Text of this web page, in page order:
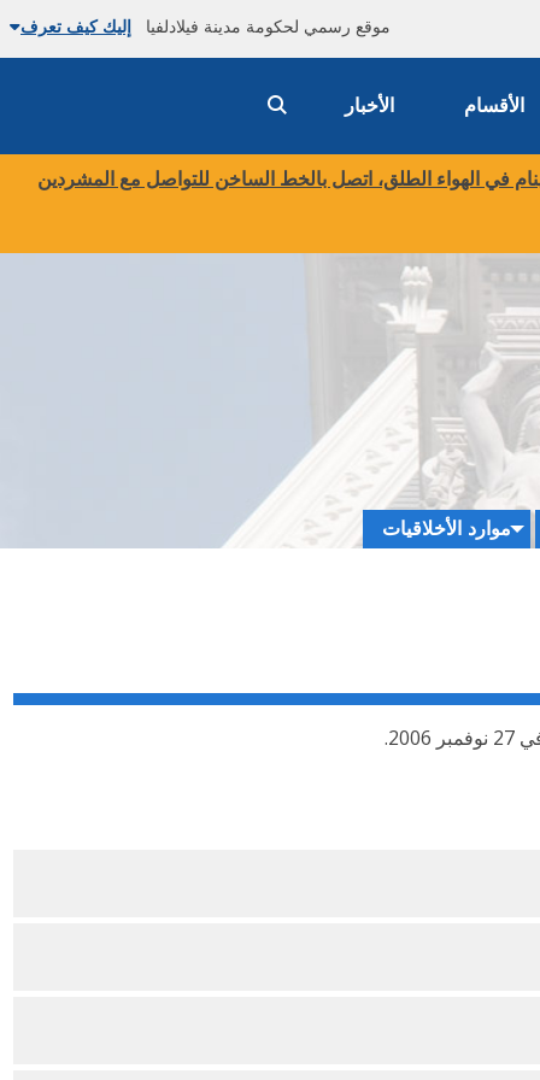
موقع رسمي لحكومة مدينة فيلادلفيا إليك كيف تعرف
الأقسام الأخبار
الهواء الطلق، اتصل بالخط الساخن للتواصل مع المشردين
موارد الأخلاقيات